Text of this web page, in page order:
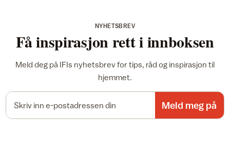
NYHETSBREV
Få inspirasjon rett i innboksen
Meld deg på IFIs nyhetsbrev for tips, råd og inspirasjon til
hjemmet.
Meld meg på